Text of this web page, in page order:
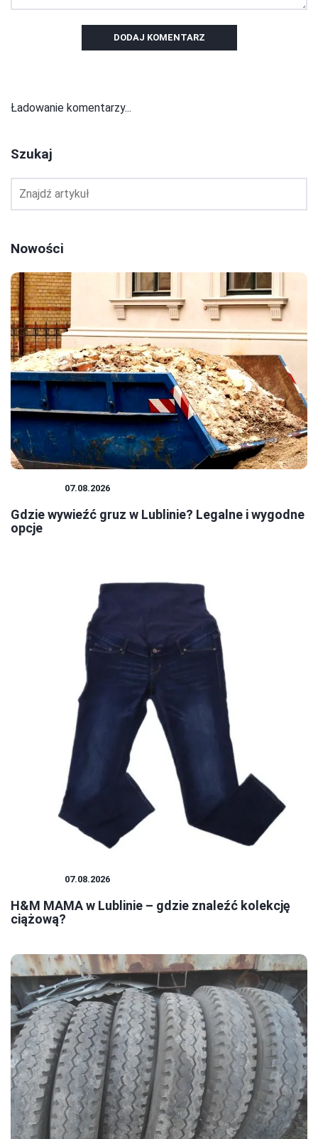
DODAJ KOMENTARZ
Ładowanie komentarzy...
Szukaj
Nowości
07.08.2026
Gdzie wywieźć gruz w Lublinie? Legalne i wygodne
opcje
07.08.2026
H&M MAMA w Lublinie – gdzie znaleźć kolekcję
ciążową?